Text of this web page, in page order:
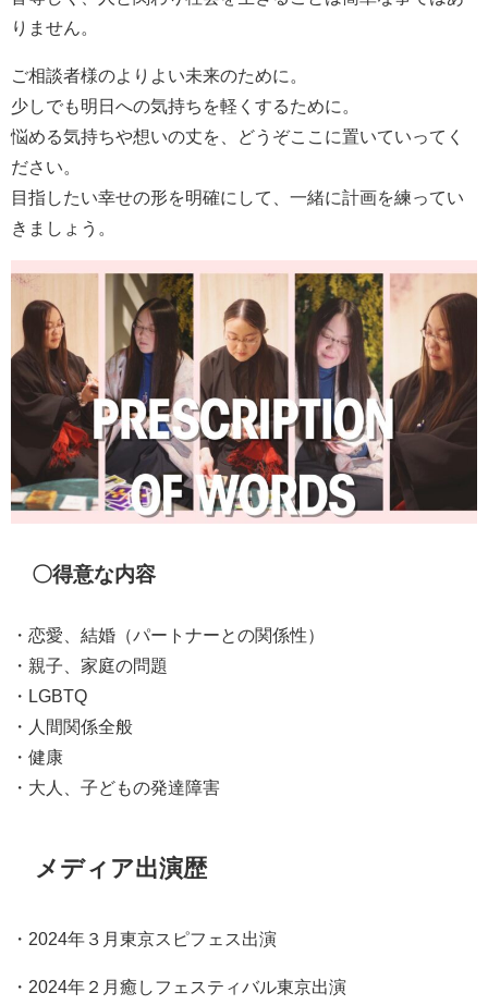
りません。
ご相談者様のよりよい未来のために。
少しでも明日への気持ちを軽くするために。
悩める気持ちや想いの丈を、どうぞここに置いていってく
ださい。
目指したい幸せの形を明確にして、一緒に計画を練ってい
きましょう。
〇得意な内容
・恋愛、結婚（パートナーとの関係性）
・親子、家庭の問題
・LGBTQ
・人間関係全般
・健康
・大人、子どもの発達障害
メディア出演歴
・2024年３月東京スピフェス出演
・2024年２月癒しフェスティバル東京出演